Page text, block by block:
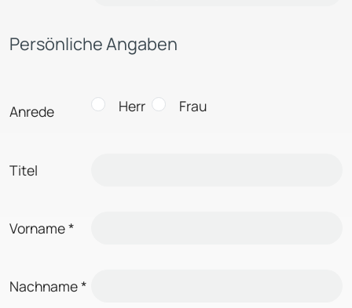
Persönliche Angaben
Anrede Herr Frau
Titel
Vorname*
Nachname*